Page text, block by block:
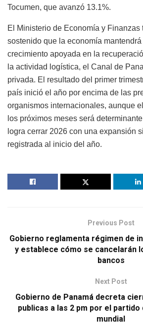
Tocumen, que avanzó 13.1%.
El Ministerio de Economía y Finanzas
sostenido que la economía
crecimiento apoyada en la
la actividad logística, el Canal de
privada. El resultado del primer
país inició el año por encima de las
organismos internacionales, aunque
los próximos meses será
logra cerrar 2026 con una expansión
registrada al inicio del año.
Previous Post
Gobierno reglamenta régimen de
y establece cómo se cancelarán
bancos
Next Post
Gobierno de Panamá decreta
publicas a las 2 pm por el partido
mundial